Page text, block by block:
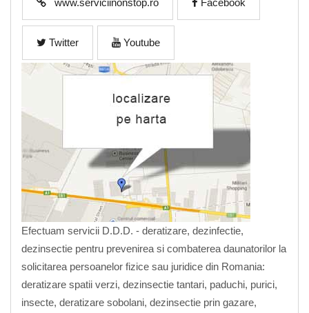
Twitter Youtube
Efectuam servicii D.D.D. - deratizare, dezinfectie,
dezinsectie pentru prevenirea si combaterea daunatorilor la
solicitarea persoanelor fizice sau juridice din Romania:
deratizare spatii verzi, dezinsectie tantari, paduchi, purici,
insecte, deratizare sobolani, dezinsectie prin gazare,